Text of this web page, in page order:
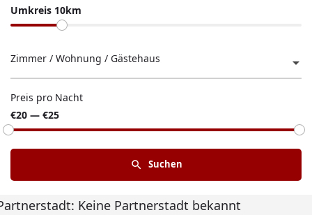
Umkreis 10km
Zimmer / Wohnung / Gästehaus
Preis pro Nacht
€20 — €25
Suchen
Keine Partnerstadt bekannt